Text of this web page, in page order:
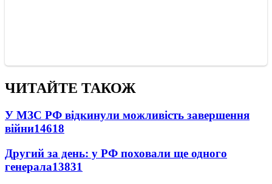
ЧИТАЙТЕ ТАКОЖ
У МЗС РФ відкинули можливість завершення
війни14618
Другий за день: у РФ поховали ще одного
генерала13831